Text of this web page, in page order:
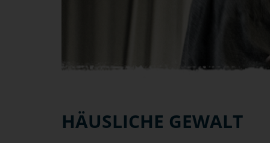
HÄUSLICHE GEWALT